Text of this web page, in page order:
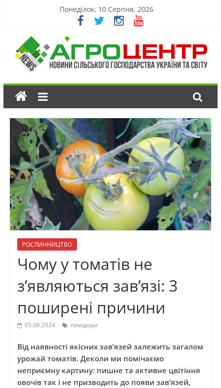
Понеділок, 10 Серпня, 2026
РОСЛИННИЦТВО
Чому у томатів не
з’являються зав’язі: 3
поширені причини
05.06.2024 помідори
Від наявності якісних зав’язей залежить загалом
урожай томатів. Деколи ми помічаємо
неприємну картину: пишне та активне цвітіння
овочів так і не призводить до появи зав’язей,